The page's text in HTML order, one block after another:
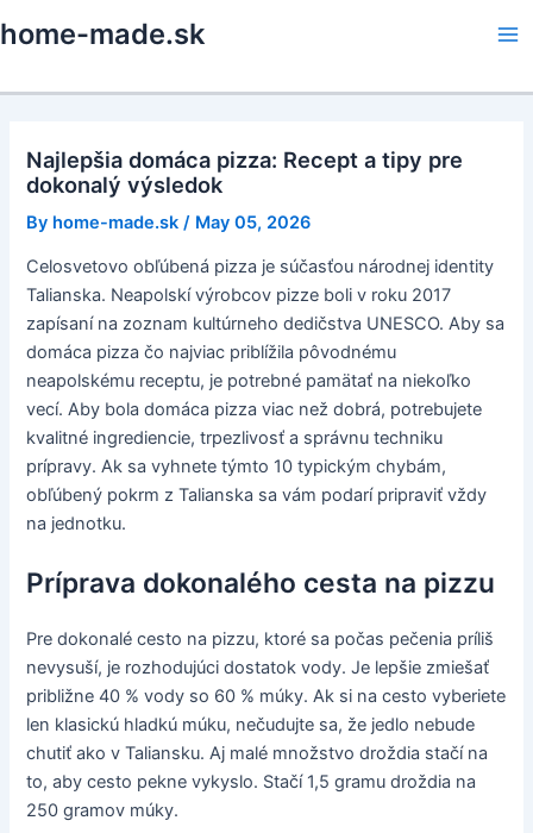
to
home-made.sk
Najlepšia domáca pizza: Recept a tipy pre
dokonalý výsledok
By home-made.sk / May 05, 2026
Celosvetovo obľúbená pizza je súčasťou národnej identity
Talianska. Neapolskí výrobcov pizze boli v roku 2017
zapísaní na zoznam kultúrneho dedičstva UNESCO. Aby sa
domáca pizza čo najviac priblížila pôvodnému
neapolskému receptu, je potrebné pamätať na niekoľko
vecí. Aby bola domáca pizza viac než dobrá, potrebujete
kvalitné ingrediencie, trpezlivosť a správnu techniku
prípravy. Ak sa vyhnete týmto 10 typickým chybám,
obľúbený pokrm z Talianska sa vám podarí pripraviť vždy
na jednotku.
Príprava dokonalého cesta na pizzu
Pre dokonalé cesto na pizzu, ktoré sa počas pečenia príliš
nevysuší, je rozhodujúci dostatok vody. Je lepšie zmiešať
približne 40 % vody so 60 % múky. Ak si na cesto vyberiete
len klasickú hladkú múku, nečudujte sa, že jedlo nebude
chutiť ako v Taliansku. Aj malé množstvo droždia stačí na
to, aby cesto pekne vykyslo. Stačí 1,5 gramu droždia na
250 gramov múky.